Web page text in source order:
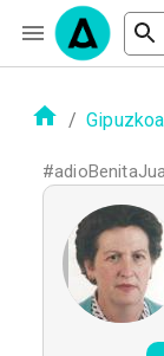
/ Gipuzkoa
#